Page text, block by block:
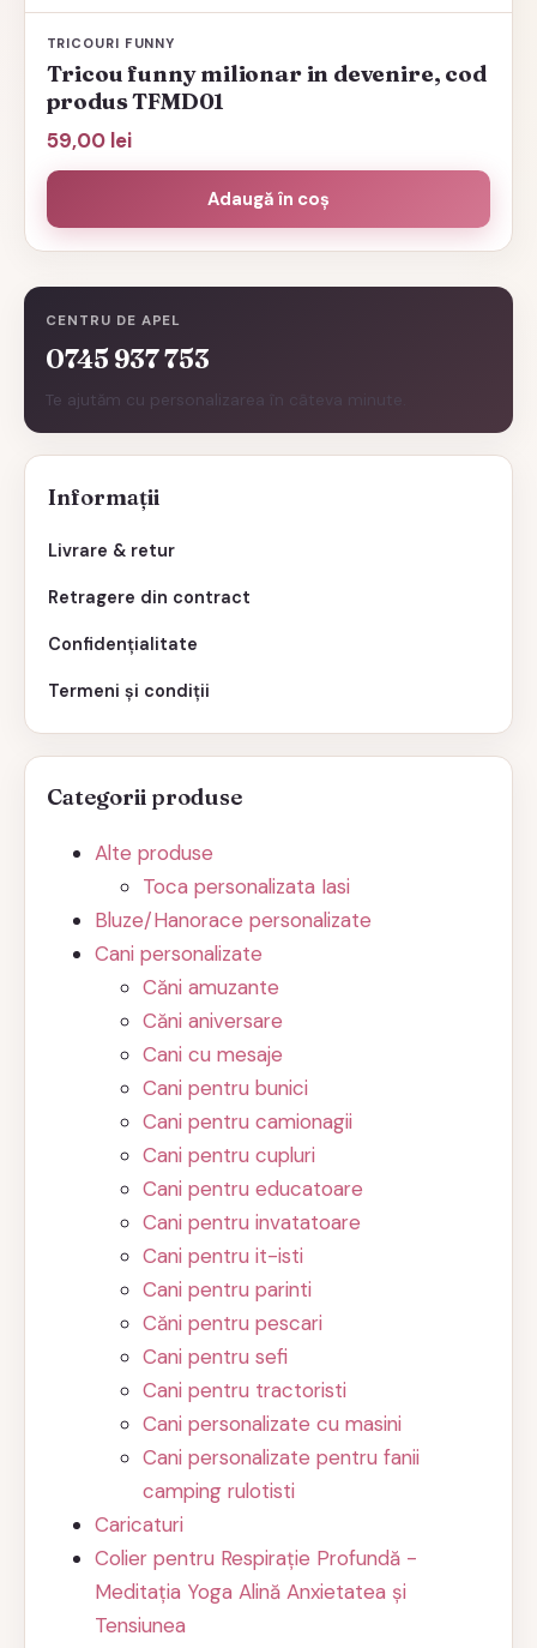
CENTRU DE APEL
0745 937 753
Te ajutăm cu personalizarea în câteva minute.
Informații
Livrare & retur
Retragere din contract
Confidențialitate
Termeni și condiții
Categorii produse
Alte produse
Toca personalizata Iasi
Bluze/Hanorace personalizate
Cani personalizate
Căni amuzante
Căni aniversare
Cani cu mesaje
Cani pentru bunici
Cani pentru camionagii
Cani pentru cupluri
Cani pentru educatoare
Cani pentru invatatoare
Cani pentru it-isti
Cani pentru parinti
Căni pentru pescari
Cani pentru sefi
Cani pentru tractoristi
Cani personalizate cu masini
Cani personalizate pentru fanii
camping rulotisti
Caricaturi
Colier pentru Respirație Profundă -
Meditația Yoga Alină Anxietatea și
Tensiunea
TRICOURI FUNNY
Tricou funny milionar in devenire, cod
produs TFMD01
59,00 lei
Adaugă în coș